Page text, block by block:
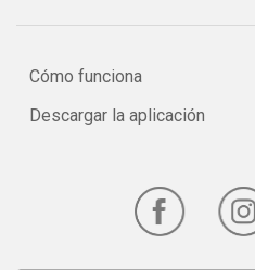
Cómo funciona
Descargar la aplicación